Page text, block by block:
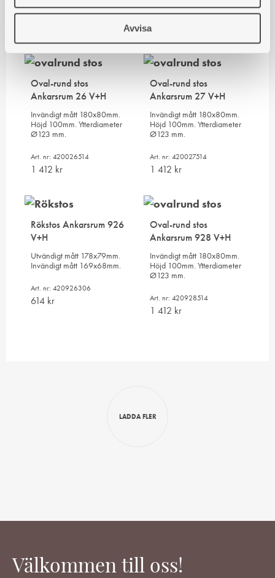
Avvisa
Art. nr: 420927308 Art. nr: 420928308
1 412
Oval-rund stos
Ankarsrum 26 V+H
Invändigt mått 180x80mm.
Höjd 100mm. Ytterdiameter
Ø123 mm.
Art. nr: 420026514
1 412 kr
Oval-rund stos
Ankarsrum 27 V+H
Invändigt mått 180x80mm.
Höjd 100mm. Ytterdiameter
Ø123 mm.
Art. nr: 420027514
1 412 kr
Rökstos Ankarsrum 926
V+H
Utvändigt mått 178x79mm.
Invändigt mått 169x68mm.
Art. nr: 420926306
614 kr
Oval-rund stos
Ankarsrum 928 V+H
Invändigt mått 180x80mm.
Höjd 100mm. Ytterdiameter
Ø123 mm.
Art. nr: 420928514
1 412 kr
LADDA FLER
Välkommen till oss!